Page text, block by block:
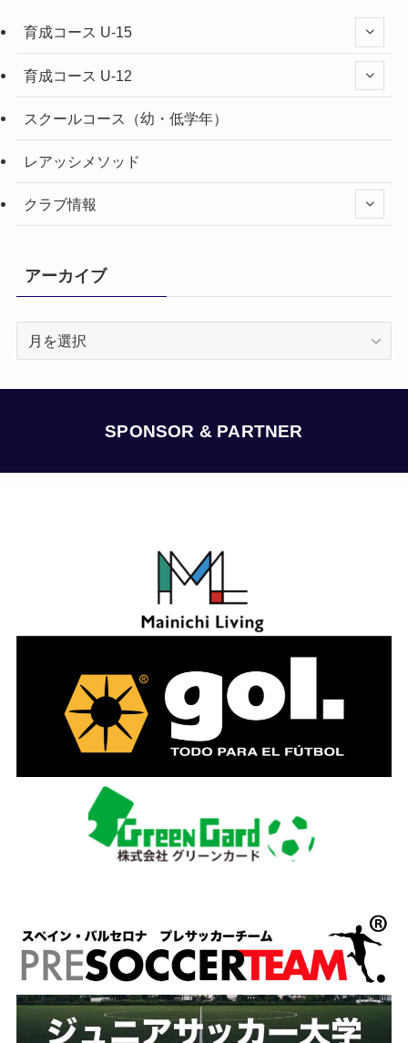
育成コース U-15
育成コース U-12
スクールコース（幼・低学年）
レアッシメソッド
クラブ情報
アーカイブ
SPONSOR & PARTNER